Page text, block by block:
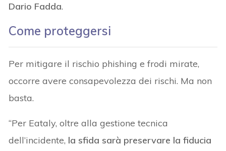
Dario Fadda.
Come proteggersi
Per mitigare il rischio phishing e frodi mirate,
occorre avere consapevolezza dei rischi. Ma non
basta.
“Per Eataly, oltre alla gestione tecnica
dell’incidente, la sfida sarà preservare la fiducia